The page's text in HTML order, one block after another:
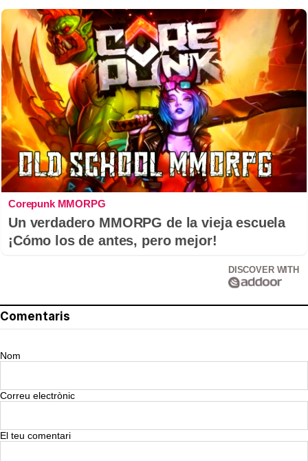
Corepunk MMORPG
Un verdadero MMORPG de la vieja escuela
¡Cómo los de antes, pero mejor!
DISCOVER WITH
Comentaris
Nom
Correu electrònic
El teu comentari